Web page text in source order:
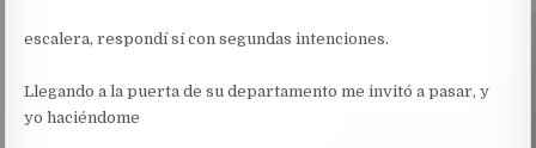
escalera, respondí sí con segundas intenciones.
Llegando a la puerta de su departamento me invitó a pasar, y
yo haciéndome